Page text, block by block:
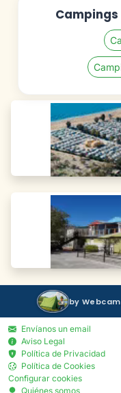
by
Envíanos un email
Aviso Legal
Política de Privacidad
Política de Cookies
Configurar cookies
Quiénes somos